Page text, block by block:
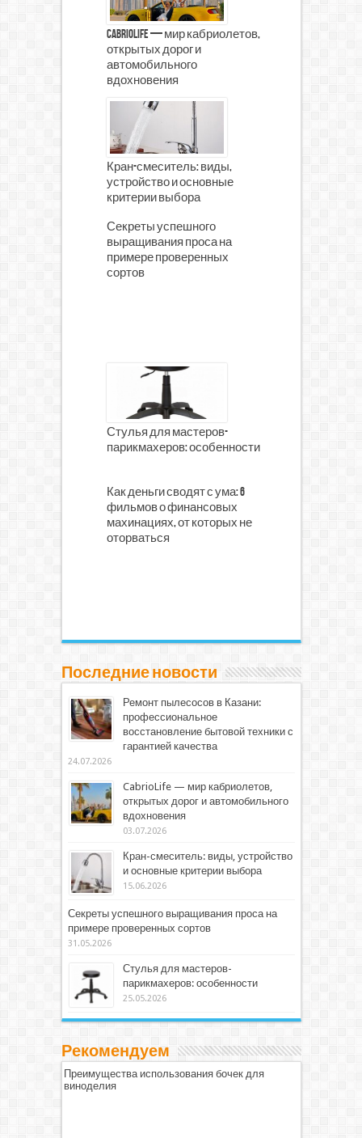
CabrioLife — мир кабриолетов,
открытых дорог и
автомобильного
вдохновения
Кран-смеситель: виды,
устройство и основные
критерии выбора
Секреты успешного
выращивания проса на
примере проверенных
сортов
Стулья для мастеров-
парикмахеров: особенности
Как деньги сводят с ума: 6
фильмов о финансовых
махинациях, от которых не
оторваться
Последние новости
Ремонт пылесосов в Казани:
профессиональное
восстановление бытовой техники с
гарантией качества
24.07.2026
CabrioLife — мир кабриолетов,
открытых дорог и автомобильного
вдохновения
03.07.2026
Кран-смеситель: виды, устройство
и основные критерии выбора
15.06.2026
Секреты успешного выращивания проса на
примере проверенных сортов
31.05.2026
Стулья для мастеров-
парикмахеров: особенности
25.05.2026
Рекомендуем
Преимущества использования бочек для
виноделия